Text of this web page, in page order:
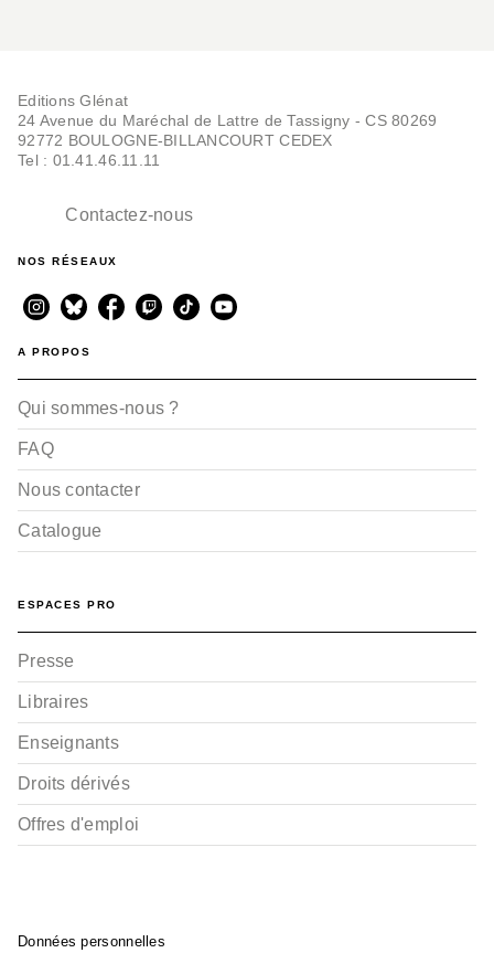
Editions Glénat
24 Avenue du Maréchal de Lattre de Tassigny - CS 80269
92772 BOULOGNE-BILLANCOURT CEDEX
Tel : 01.41.46.11.11
Contactez-nous
NOS RÉSEAUX
A PROPOS
Qui sommes-nous ?
FAQ
Nous contacter
Catalogue
ESPACES PRO
Presse
Libraires
Enseignants
Droits dérivés
Offres d'emploi
Données personnelles